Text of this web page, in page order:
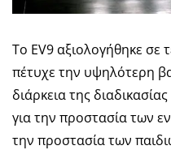
Το EV9 αξιολογήθηκε σε
πέτυχε την υψηλότερη
διάρκεια της
για την προστασία των
την προστασία των